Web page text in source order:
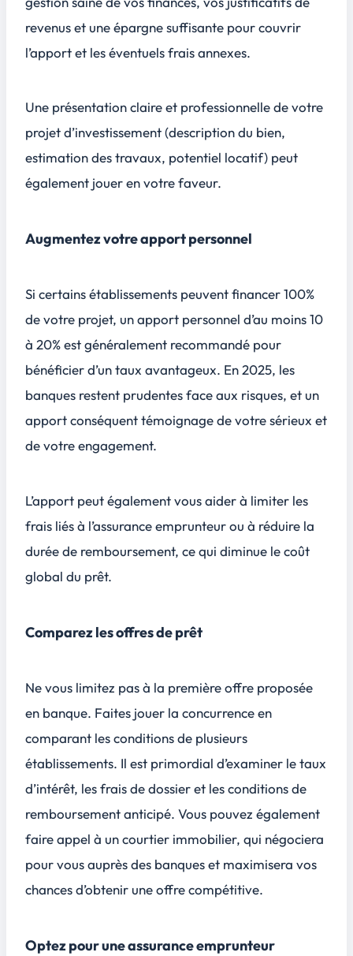
revenus et une épargne suffisante pour couvrir
l’apport et les éventuels frais annexes.
Une présentation claire et professionnelle de votre
projet d’investissement (description du bien,
estimation des travaux, potentiel locatif) peut
également jouer en votre faveur.
Augmentez votre apport personnel
Si certains établissements peuvent financer 100%
de votre projet, un apport personnel d’au moins 10
à 20% est généralement recommandé pour
bénéficier d’un taux avantageux. En 2025, les
banques restent prudentes face aux risques, et un
apport conséquent témoignage de votre sérieux et
de votre engagement.
L’apport peut également vous aider à limiter les
frais liés à l’assurance emprunteur ou à réduire la
durée de remboursement, ce qui diminue le coût
global du prêt.
Comparez les offres de prêt
Ne vous limitez pas à la première offre proposée
en banque. Faites jouer la concurrence en
comparant les conditions de plusieurs
établissements. Il est primordial d’examiner le taux
d’intérêt, les frais de dossier et les conditions de
remboursement anticipé. Vous pouvez également
faire appel à un courtier immobilier, qui négociera
pour vous auprès des banques et maximisera vos
chances d’obtenir une offre compétitive.
Optez pour une assurance emprunteur